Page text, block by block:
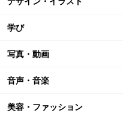
学び
写真・動画
音声・音楽
美容・ファッション